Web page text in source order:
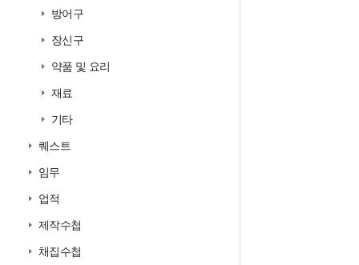
방어구
장신구
약품 및 요리
재료
기타
퀘스트
임무
업적
제작수첩
채집수첩